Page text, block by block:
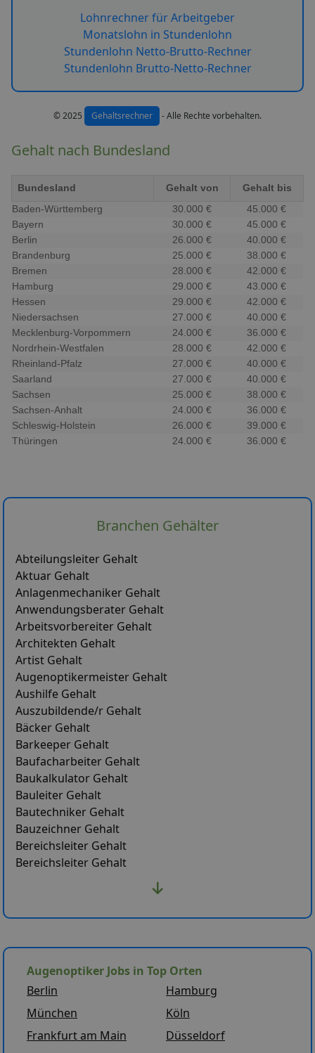
Lohnrechner für Arbeitgeber
Monatslohn in Stundenlohn
Stundenlohn Netto-Brutto-Rechner
Stundenlohn Brutto-Netto-Rechner
© 2025 Gehaltsrechner - Alle Rechte vorbehalten.
Gehalt nach Bundesland
Bundesland Gehalt von
Gehalt bis
Baden-Württemberg
30.000 €
45.000 €
Bayern
30.000 €
45.000 €
Berlin
26.000 €
40.000 €
Brandenburg
25.000 €
38.000 €
Bremen
28.000 €
42.000 €
Hamburg
29.000 €
43.000 €
Hessen
29.000 €
42.000 €
Niedersachsen
27.000 €
40.000 €
Mecklenburg-Vorpommern
24.000 €
36.000 €
Nordrhein-Westfalen
28.000 €
42.000 €
Rheinland-Pfalz
27.000 €
40.000 €
Saarland
27.000 €
40.000 €
Sachsen
25.000 €
38.000 €
Sachsen-Anhalt
24.000 €
36.000 €
Schleswig-Holstein
26.000 €
39.000 €
Thüringen
24.000 € 36.000 €
Branchen Gehälter
Abteilungsleiter Gehalt
Aktuar Gehalt
Anlagenmechaniker Gehalt
Anwendungsberater Gehalt
Arbeitsvorbereiter Gehalt
Architekten Gehalt
Artist Gehalt
Augenoptikermeister Gehalt
Aushilfe Gehalt
Auszubildende/r Gehalt
Bäcker Gehalt
Barkeeper Gehalt
Baufacharbeiter Gehalt
Baukalkulator Gehalt
Bauleiter Gehalt
Bautechniker Gehalt
Bauzeichner Gehalt
Bereichsleiter Gehalt
Bereichsleiter Gehalt
Augenoptiker Jobs in Top Orten
Berlin
Hamburg
München
Köln
Frankfurt am Main
Düsseldorf